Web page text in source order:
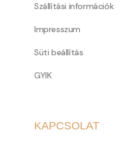
Szállítási információk
Impresszum
Süti beállítás
GYIK
KAPCSOLAT